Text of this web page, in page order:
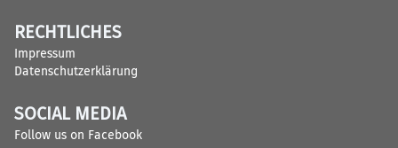
RECHTLICHES
Impressum
Datenschutzerklärung
SOCIAL MEDIA
Follow us on Facebook